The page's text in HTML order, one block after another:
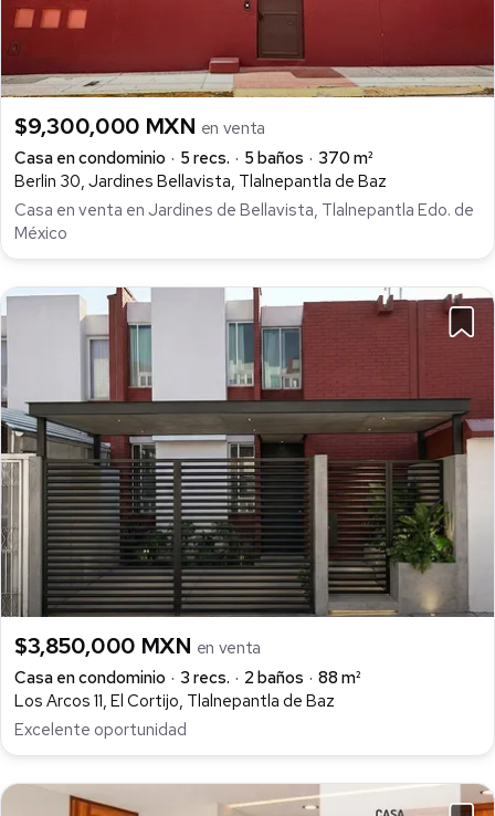
$9,300,000 MXN en venta
Casa en condominio
5 recs. 5 baños
370 m²
Berlin 30, Jardines Bellavista, Tlalnepantla de Baz
Casa en venta en Jardines de Bellavista, Tlalnepantla Edo. de
México
$3,850,000 MXN en venta
Casa en condominio
3 recs. 2 baños
88 m²
Los Arcos 11, El Cortijo, Tlalnepantla de Baz
Excelente oportunidad